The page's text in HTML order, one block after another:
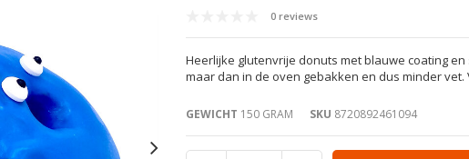
0 reviews
Heerlijke glutenvrije donuts met blauwe coating
maar dan in de oven gebakken en dus minder
GEWICHT 150 GRAM SKU 8720892461094